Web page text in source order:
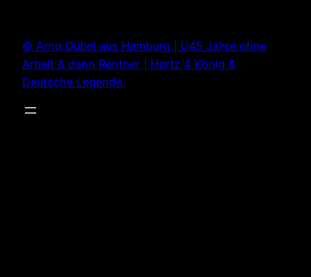
springen
© Arno Dübel aus Hamburg | Ü45 Jahre ohne
Arbeit & dann Rentner | Hartz 4 König &
Deutsche Legende.